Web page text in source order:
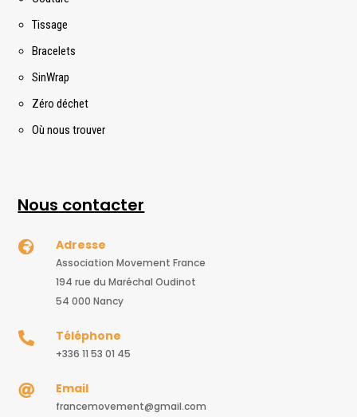
Tissage
Bracelets
SinWrap
Zéro déchet
Où nous trouver
Nous contacter
 Adresse
Association Movement France
194 rue du Maréchal Oudinot
54 000 Nancy
 Téléphone
+336 11 53 01 45
 Email
francemovement@gmail.com